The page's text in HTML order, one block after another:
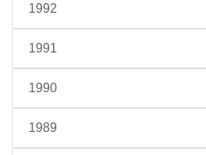
1992
1991
1990
1989